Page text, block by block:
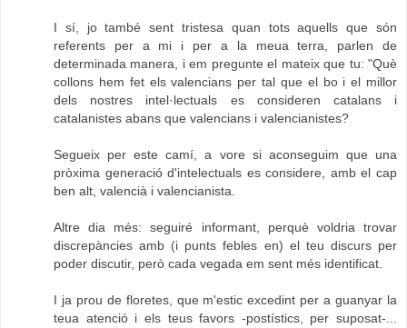
I sí, jo també sent tristesa quan tots aquells que són
referents per a mi i per a la meua terra, parlen de
determinada manera, i em pregunte el mateix que tu: "Què
collons hem fet els valencians per tal que el bo i el millor
dels nostres intel·lectuals es consideren catalans i
catalanistes abans que valencians i valencianistes?
Segueix per este camí, a vore si aconseguim que una
pròxima generació d'intelectuals es considere, amb el cap
ben alt, valencià i valencianista.
Altre dia més: seguiré informant, perquè voldria trovar
discrepàncies amb (i punts febles en) el teu discurs per
poder discutir, però cada vegada em sent més identificat.
I ja prou de floretes, que m'estic excedint per a guanyar la
teua atenció i els teus favors -postístics, per suposat-...